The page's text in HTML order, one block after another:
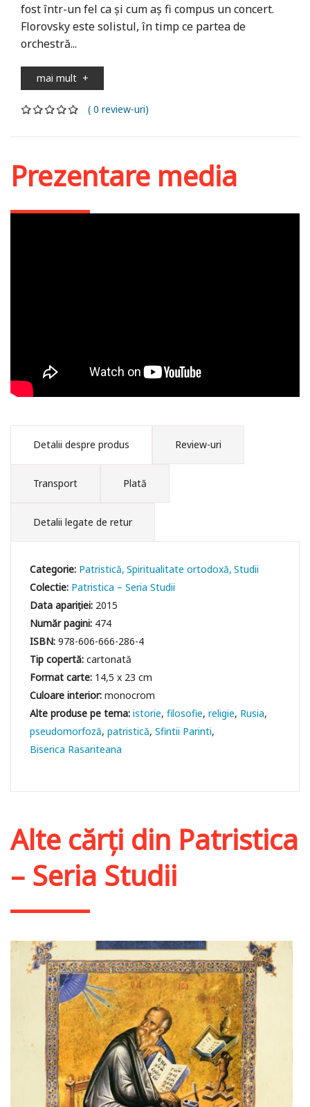
fost într-un fel ca şi cum aş fi compus un concert.
Florovsky este solistul, în timp ce partea de
orchestră...
mai mult +
( 0 review-uri)
Prezentare media
Detalii despre produs Review-uri
Transport Plată
Detalii legate de retur
Categorie: Patristică Spiritualitate ortodoxă Studii
Colectie: Patristica – Seria Studii
Data apariției: 2015
Număr pagini: 474
ISBN:978-606-666-286-4
Tip copertă:cartonată
Format carte: 14,5 x 23 cm
Culoare interior:monocrom
istorie filosofie religie Rusia
pseudomorfoză patristică Sfintii Parinti
Biserica Rasariteana
Alte cărți din Patristica
– Seria Studii